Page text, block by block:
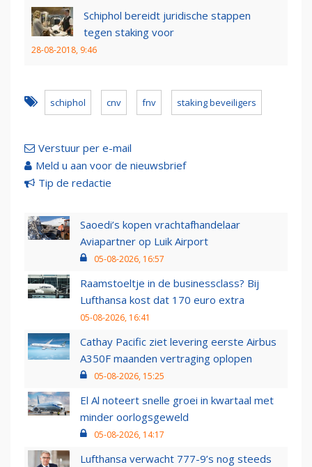
Schiphol bereidt juridische stappen
tegen staking voor
28-08-2018, 9:46
schiphol cnv fnv staking beveiligers
Verstuur per e-mail
Meld u aan voor de nieuwsbrief
Tip de redactie
Saoedi’s kopen vrachtafhandelaar
Aviapartner op Luik Airport
05-08-2026, 16:57
Raamstoeltje in de businessclass? Bij
Lufthansa kost dat 170 euro extra
05-08-2026, 16:41
Cathay Pacific ziet levering eerste Airbus
A350F maanden vertraging oplopen
05-08-2026, 15:25
El Al noteert snelle groei in kwartaal met
minder oorlogsgeweld
05-08-2026, 14:17
Lufthansa verwacht 777-9’s nog steeds